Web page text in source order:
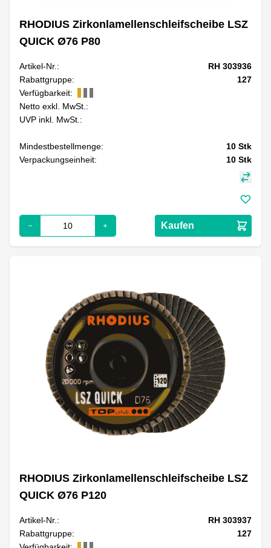
RHODIUS Zirkonlamellenschleifscheibe LSZ
QUICK Ø76 P80
Artikel-Nr.:
RH 303936
Rabattgruppe:
127
Verfügbarkeit:
Netto exkl. MwSt.:
UVP inkl. MwSt.:
Mindestbestellmenge: 10 Stk
Verpackungseinheit:
10 Stk
Kaufen
RHODIUS Zirkonlamellenschleifscheibe LSZ
QUICK Ø76 P120
Artikel-Nr.:
RH 303937
Rabattgruppe:
127